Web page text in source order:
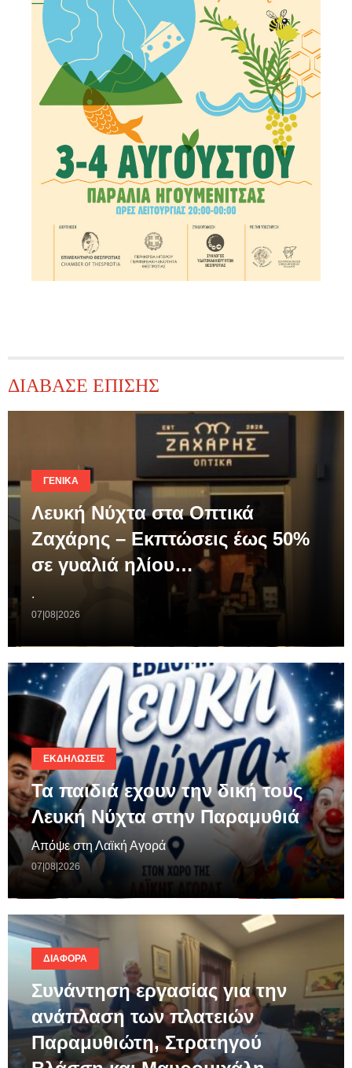
ΔΙΑΒΑΣΕ ΕΠΙΣΗΣ
ΓΕΝΙΚΆ
Λευκή Νύχτα στα Οπτικά
Ζαχάρης – Εκπτώσεις έως 50%
σε γυαλιά ηλίου…
.
07|08|2026
ΕΚΔΗΛΏΣΕΙΣ
Τα παιδιά εχουν την δική τους
Λευκή Νύχτα στην Παραμυθιά
Απόψε στη Λαϊκή Αγορά
07|08|2026
ΔΙΆΦΟΡΑ
Συνάντηση εργασίας για την
ανάπλαση των πλατειών
Παραμυθιώτη, Στρατηγού